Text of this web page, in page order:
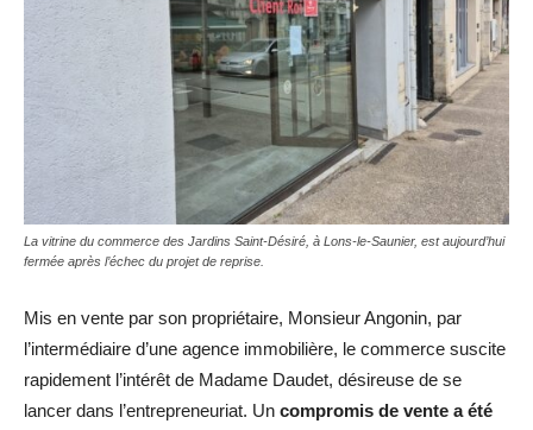
La vitrine du commerce des Jardins Saint-Désiré, à Lons-le-Saunier, est aujourd’hui
fermée après l’échec du projet de reprise.
Mis en vente par son propriétaire, Monsieur Angonin, par
l’intermédiaire d’une agence immobilière, le commerce suscite
rapidement l’intérêt de Madame Daudet, désireuse de se
lancer dans l’entrepreneuriat. Un compromis de vente a été